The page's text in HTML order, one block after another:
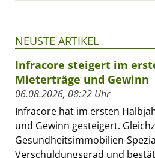
NEUSTE ARTIKEL
Infracore steigert im
Mieterträge und Gewinn
06.08.2026, 08:22 Uhr
Infracore hat im ersten
und Gewinn gesteigert.
Gesundheitsimmobilien-
Verschuldungsgrad und